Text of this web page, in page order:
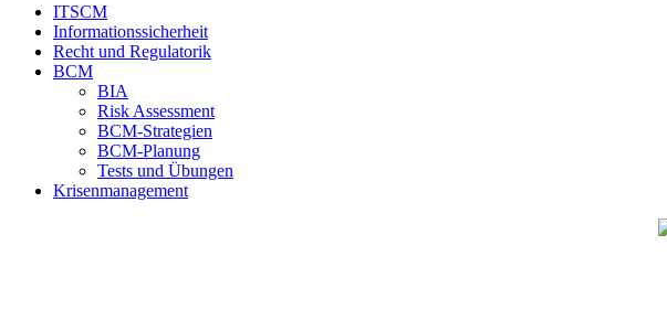
ITSCM
Informationssicherheit
Recht und Regulatorik
BCM
BIA
Risk Assessment
BCM-Strategien
BCM-Planung
Tests und Übungen
Krisenmanagement